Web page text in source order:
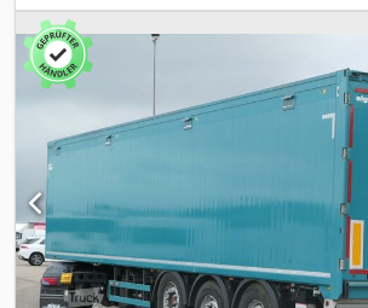
Fahrzeugbestand mit vielen weiteren Fotos
mehreren Sprachen finden. SEL 8257 (07.2027
Alu-Felgen / Liftachse (nur Holzprodukte
Zulassung / 1. Hand EZ: 14.12.2017 . (kg): 39.000
Leergewicht (kg): 7.000-8.500 FIN:
11.2025 / SP: 05.2026 BEREIFUNG UND
22,5 Achsenkonfiguration: 3 Achsen BPW 1.
Luftfederung Scheibenbremse Alu-Felgen
Höhe (m): 2,79 (2,48) Breite (m): 2,47 Länge
Dach ANDERE SPEZIFIKATIONEN:
gelöscht FAHRZEUGUNTERLAGEN: Schein
m. (Italiano, English, Deutsch) J. CORDEIRO j.